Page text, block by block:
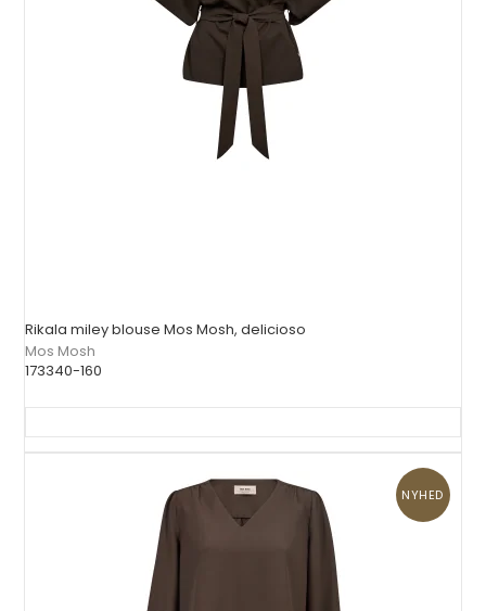
Rikala miley blouse Mos Mosh, delicioso
Mos Mosh
173340-160
NYHED